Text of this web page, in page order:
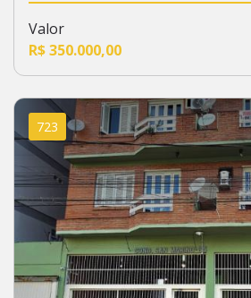
Valor
R$ 350.000,00
723